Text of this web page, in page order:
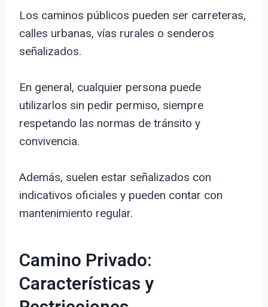
Los caminos públicos pueden ser carreteras,
calles urbanas, vías rurales o senderos
señalizados.
En general, cualquier persona puede
utilizarlos sin pedir permiso, siempre
respetando las normas de tránsito y
convivencia.
Además, suelen estar señalizados con
indicativos oficiales y pueden contar con
mantenimiento regular.
Camino Privado:
Características y